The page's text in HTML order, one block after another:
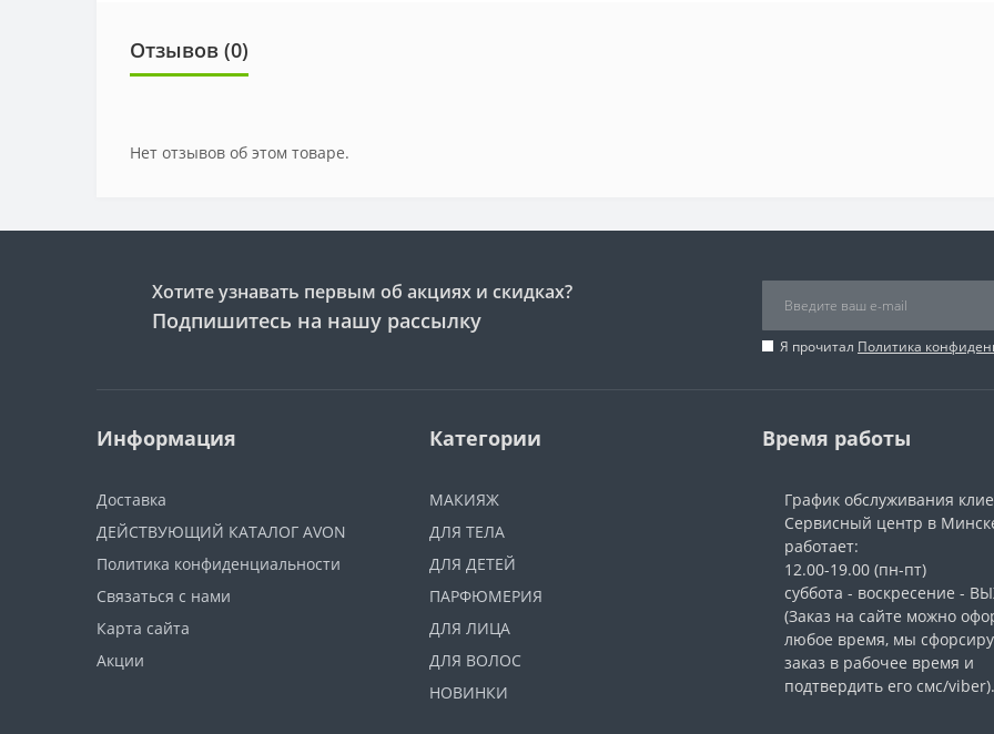
Отзывов (0)
Нет отзывов об этом товаре.
Хотите узнавать первым об акциях и скидках?
Подпишитесь на нашу рассылку
Я прочитал Политика
Информация
Доставка
ДЕЙСТВУЮЩИЙ КАТАЛОГ AVON
Политика конфиденциальности
Связаться с нами
Карта сайта
Акции
Категории
МАКИЯЖ
ДЛЯ ТЕЛА
ДЛЯ ДЕТЕЙ
ПАРФЮМЕРИЯ
ДЛЯ ЛИЦА
ДЛЯ ВОЛОС
НОВИНКИ
Время работы
График обслуживания
Сервисный центр в
работает:
12.00-19.00 (пн-пт)
суббота - воскресение -
(Заказ на сайте можно
любое время, мы
заказ в рабочее время и
подтвердить его смс/viber).